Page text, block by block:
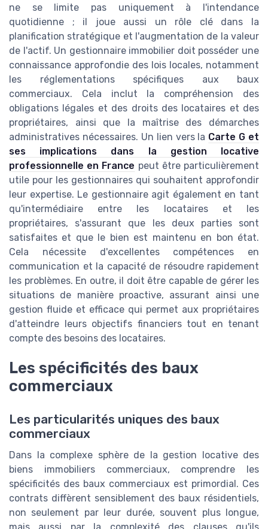
ne se limite pas uniquement à l'intendance
quotidienne ; il joue aussi un rôle clé dans la
planification stratégique et l'augmentation de la valeur
de l'actif. Un gestionnaire immobilier doit posséder une
connaissance approfondie des lois locales, notamment
les réglementations spécifiques aux baux
commerciaux. Cela inclut la compréhension des
obligations légales et des droits des locataires et des
propriétaires, ainsi que la maîtrise des démarches
administratives nécessaires. Un lien vers la Carte G et
ses implications dans la gestion locative
professionnelle en France peut être particulièrement
utile pour les gestionnaires qui souhaitent approfondir
leur expertise. Le gestionnaire agit également en tant
qu'intermédiaire entre les locataires et les
propriétaires, s'assurant que les deux parties sont
satisfaites et que le bien est maintenu en bon état.
Cela nécessite d'excellentes compétences en
communication et la capacité de résoudre rapidement
les problèmes. En outre, il doit être capable de gérer les
situations de manière proactive, assurant ainsi une
gestion fluide et efficace qui permet aux propriétaires
d'atteindre leurs objectifs financiers tout en tenant
compte des besoins des locataires.
Les spécificités des baux
commerciaux
Les particularités uniques des baux
commerciaux
Dans la complexe sphère de la gestion locative des
biens immobiliers commerciaux, comprendre les
spécificités des baux commerciaux est primordial. Ces
contrats diffèrent sensiblement des baux résidentiels,
non seulement par leur durée, souvent plus longue,